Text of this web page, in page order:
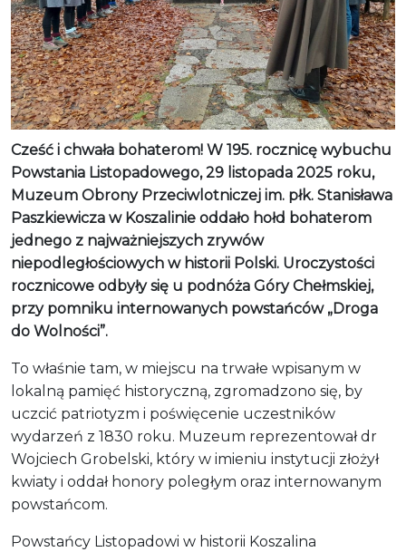
Cześć i chwała bohaterom! W 195. rocznicę wybuchu
Powstania Listopadowego, 29 listopada 2025 roku,
Muzeum Obrony Przeciwlotniczej im. płk. Stanisława
Paszkiewicza w Koszalinie oddało hołd bohaterom
jednego z najważniejszych zrywów
niepodległościowych w historii Polski. Uroczystości
rocznicowe odbyły się u podnóża Góry Chełmskiej,
przy pomniku internowanych powstańców „Droga
do Wolności”.
To właśnie tam, w miejscu na trwałe wpisanym w
lokalną pamięć historyczną, zgromadzono się, by
uczcić patriotyzm i poświęcenie uczestników
wydarzeń z 1830 roku. Muzeum reprezentował dr
Wojciech Grobelski, który w imieniu instytucji złożył
kwiaty i oddał honory poległym oraz internowanym
powstańcom.
Powstańcy Listopadowi w historii Koszalina